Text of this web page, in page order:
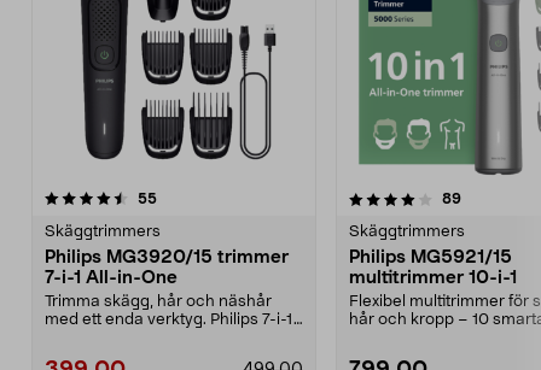
55recensioner
Skäggtrimmers
Philips MG3920/15 trimmer
7-i-1 All-in-One
Trimma skägg, hår och näshår
med ett enda verktyg. Philips 7-i-1
4.0 av 5 stjärnor 89recensioner
Skäggtrimmers
Philips MG5921/15
multitrimmer 10-i-1
Flexibel multitrimmer för
hår och kropp – 10
4.0 av 5 stjärnor